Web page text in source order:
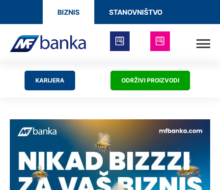
BIZNIS STANOVNIŠTVO
KARIJERA ODRŽIVI PROIZVODI